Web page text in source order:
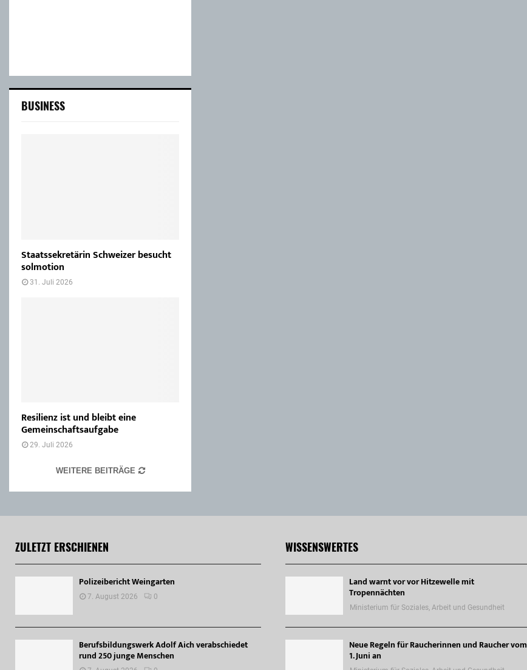
BUSINESS
Staatssekretärin Schweizer besucht
solmotion
31. Juli 2026
Resilienz ist und bleibt eine
Gemeinschaftsaufgabe
29. Juli 2026
WEITERE BEITRÄGE
ZULETZT ERSCHIENEN
Polizeibericht Weingarten
7. August 2026 0
Berufsbildungswerk Adolf Aich verabschiedet
rund 250 junge Menschen
WISSENSWERTES
Land warnt vor vor Hitzewelle mit
Tropennächten
Ministerium für Soziales, Arbeit und Gesundheit
Neue Regeln für Raucherinnen und Raucher vom
1. Juni an